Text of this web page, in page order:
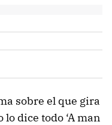
sobre el que gira
dice todo ‘A man